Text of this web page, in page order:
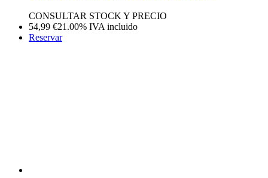
CONSULTAR STOCK Y PRECIO
54,99 €21.00% IVA incluido
Reservar